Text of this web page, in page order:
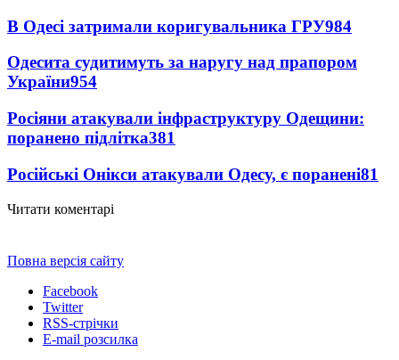
В Одесі затримали коригувальника ГРУ984
Одесита судитимуть за наругу над прапором
України954
Росіяни атакували інфраструктуру Одещини:
поранено підлітка381
Російські Онікси атакували Одесу, є поранені81
Читати коментарі
Повна версія сайту
Facebook
Twitter
RSS-стрічки
E-mail розсилка